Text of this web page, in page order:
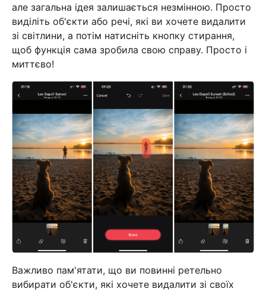
але загальна ідея залишається незмінною. Просто
виділіть об'єкти або речі, які ви хочете видалити
зі світлини, а потім натисніть кнопку стирання,
щоб функція сама зробила свою справу. Просто і
миттєво!
Важливо пам'ятати, що ви повинні ретельно
вибирати об'єкти, які хочете видалити зі своїх